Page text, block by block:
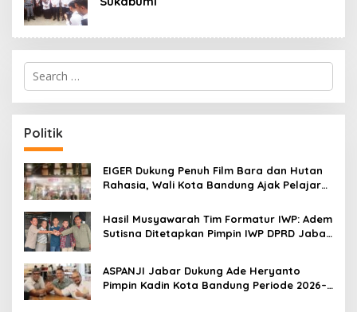
S
r
c
h
f
o
r
:
Politik
EIGER Dukung Penuh Film Bara dan Hutan
Rahasia, Wali Kota Bandung Ajak Pelajar
Hasil Musyawarah Tim Formatur IWP: Adem
Sutisna Ditetapkan Pimpin IWP DPRD Jabar
ASPANJI Jabar Dukung Ade Heryanto
Pimpin Kadin Kota Bandung Periode 2026–